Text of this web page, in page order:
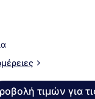
τιμών για